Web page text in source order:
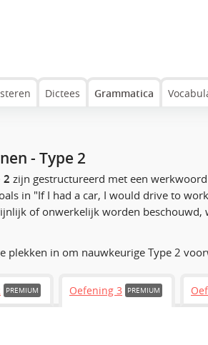
Dictees Grammatica
- Type 2
2 zijn gestructureerd met een
in "If I had a car, I would drive to
of onwerkelijk worden
plekken in om nauwkeurige Type 2
PREMIUM Oefening 3 PREMIUM